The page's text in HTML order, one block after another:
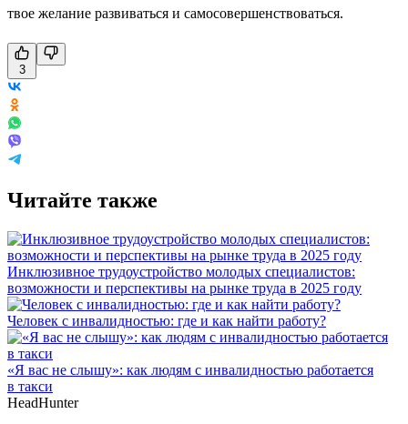
твое желание развиваться и самосовершенствоваться.
3
Читайте также
Инклюзивное трудоустройство молодых специалистов:
возможности и перспективы на рынке труда в 2025 году
Человек с инвалидностью: где и как найти работу?
«Я вас не слышу»: как людям с инвалидностью работается
в такси
HeadHunter